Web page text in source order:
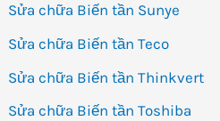
Sửa chữa Biến tần Sunye
Sửa chữa Biến tần Teco
Sửa chữa Biến tần Thinkvert
Sửa chữa Biến tần Toshiba